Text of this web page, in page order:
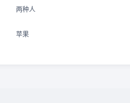
两种人
苹果